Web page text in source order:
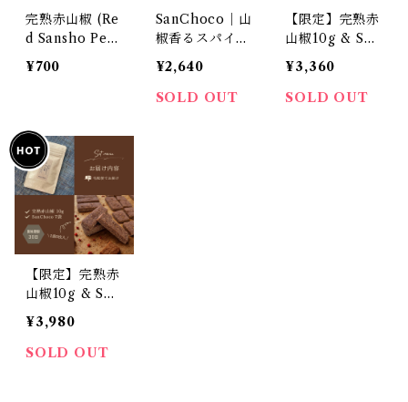
完熟赤山椒 (Re
d Sansho Pep
per from Yam
azoe, Nara)
¥700
SanChoco｜山
椒香るスパイス
クッキー (5袋 /
7袋)
¥2,640
SOLD OUT
【限定】完熟赤
山椒10g & San
Choco 5袋セ
ット
¥3,360
SOLD OUT
【限定】完熟赤
山椒10g & San
Choco 7袋セ
ット
¥3,980
SOLD OUT